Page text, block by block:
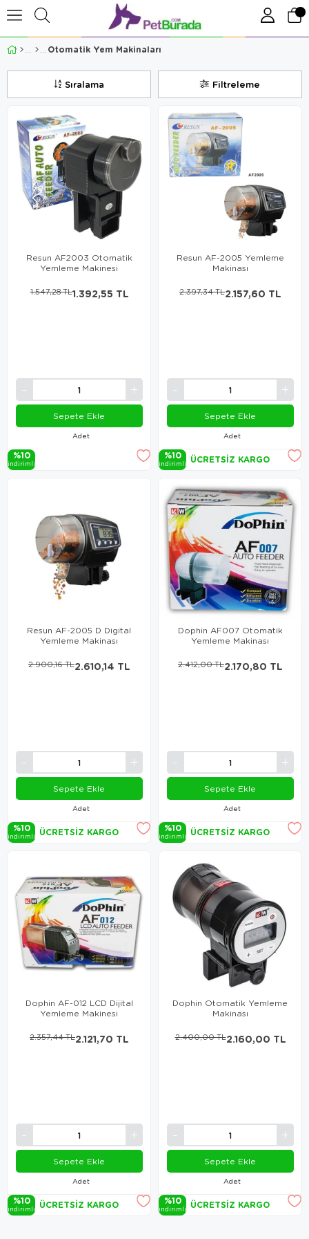
Otomatik Yem Makinaları
Filtreleme
Sıralama
Resun AF2003 Otomatik
Yemleme Makinesi
Adet
1.392,55 TL
1.547,28 TL
Sepete Ekle
%10
i̇ndi̇ri̇mli̇
Resun AF-2005 Yemleme
Makinası
Adet
2.157,60 TL
2.397,34 TL
Sepete Ekle
%10
i̇ndi̇ri̇mli̇ ÜCRETSIZ KARGO
Resun AF-2005 D Digital
Yemleme Makinası
Adet
2.610,14 TL
2.900,16 TL
Sepete Ekle
%10
i̇ndi̇ri̇mli̇ ÜCRETSIZ KARGO
Dophin AF007 Otomatik
Yemleme Makinası
Adet
2.170,80 TL
2.412,00 TL
Sepete Ekle
%10
i̇ndi̇ri̇mli̇ ÜCRETSIZ KARGO
Dophin AF-012 LCD Dijital
Yemleme Makinesi
Adet
2.121,70 TL
2.357,44 TL
Sepete Ekle
%10
i̇ndi̇ri̇mli̇ ÜCRETSIZ KARGO
Dophin Otomatik Yemleme
Makinası
Adet
2.160,00 TL
2.400,00 TL
Sepete Ekle
%10
i̇ndi̇ri̇mli̇ ÜCRETSIZ KARGO